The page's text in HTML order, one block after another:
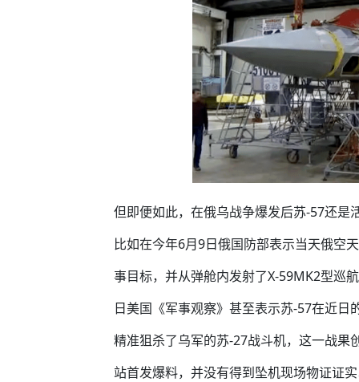
但即便如此，在俄乌战争爆发后苏-57还是
比如在今年6月9日俄国防部表示当天俄空
事目标，并从弹舱内发射了X-59MK2型巡
日美国《军事观察》甚至表示苏-57在近
精准狙杀了乌军的苏-27战斗机，这一战果
站首发爆料，并没有得到坠机现场物证证